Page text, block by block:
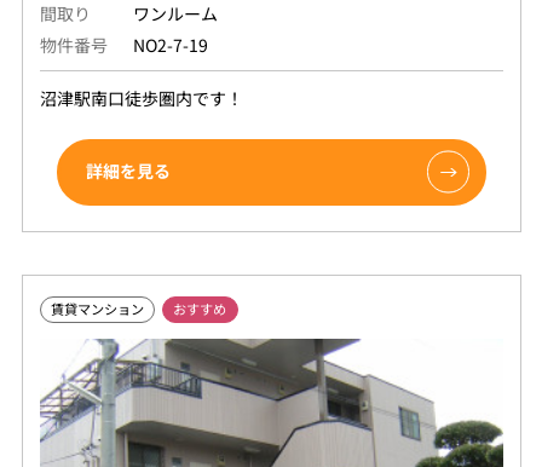
間取り
ワンルーム
物件番号
NO2-7-19
沼津駅南口徒歩圏内です！
詳細を見る
賃貸マンション おすすめ